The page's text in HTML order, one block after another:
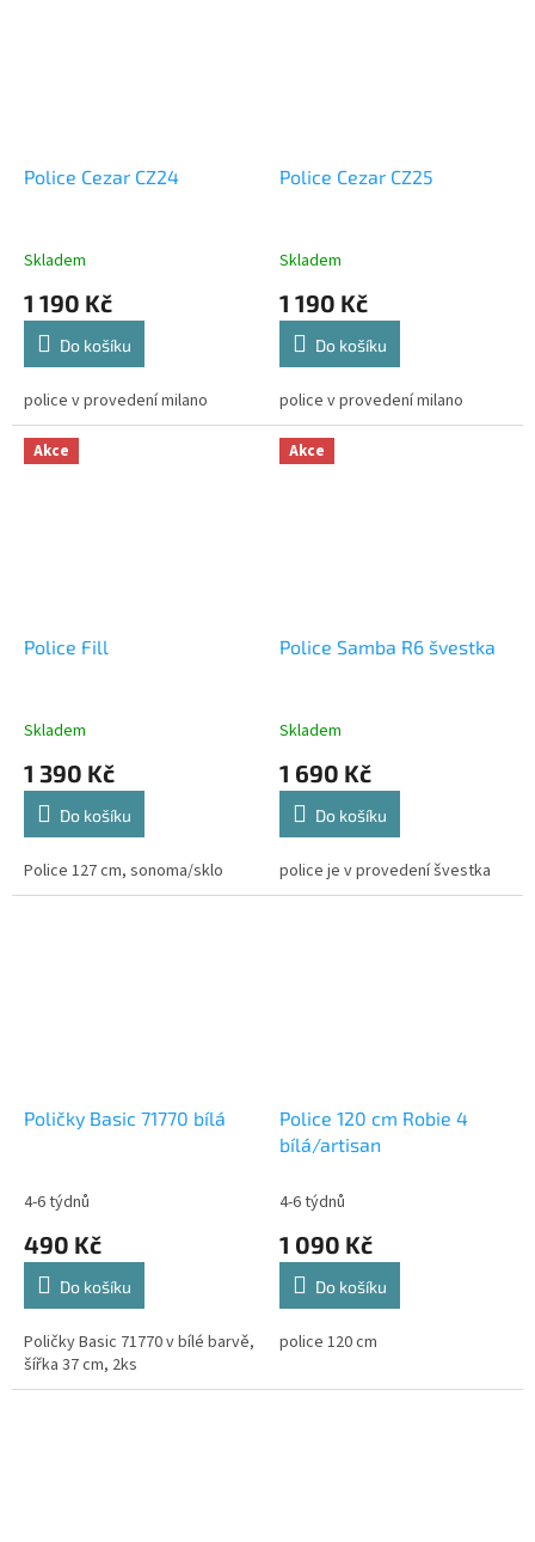
Police Cezar CZ24
Skladem
1 190 Kč
Do košíku
police v provedení milano
Police Cezar CZ25
Skladem
1 190 Kč
Do košíku
police v provedení milano
Akce
Police Fill
Skladem
1 390 Kč
Do košíku
Police 127 cm, sonoma/sklo
Akce
Police Samba R6 švestka
Skladem
1 690 Kč
Do košíku
police je v provedení švestka
Poličky Basic 71770 bílá
4-6 týdnů
490 Kč
Do košíku
Poličky Basic 71770 v bílé barvě,
šířka 37 cm, 2ks
Police 120 cm Robie 4
bílá/artisan
4-6 týdnů
1 090 Kč
Do košíku
police 120 cm